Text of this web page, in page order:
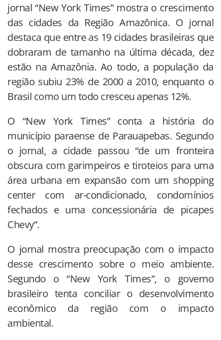
jornal “New York Times” mostra o crescimento
das cidades da Região Amazônica. O jornal
destaca que entre as 19 cidades brasileiras que
dobraram de tamanho na última década, dez
estão na Amazônia. Ao todo, a população da
região subiu 23% de 2000 a 2010, enquanto o
Brasil como um todo cresceu apenas 12%.
O “New York Times” conta a história do
município paraense de Parauapebas. Segundo
o jornal, a cidade passou “de um fronteira
obscura com garimpeiros e tiroteios para uma
área urbana em expansão com um shopping
center com ar-condicionado, condomínios
fechados e uma concessionária de picapes
Chevy”.
O jornal mostra preocupação com o impacto
desse crescimento sobre o meio ambiente.
Segundo o “New York Times”, o governo
brasileiro tenta conciliar o desenvolvimento
econômico da região com o impacto
ambiental.